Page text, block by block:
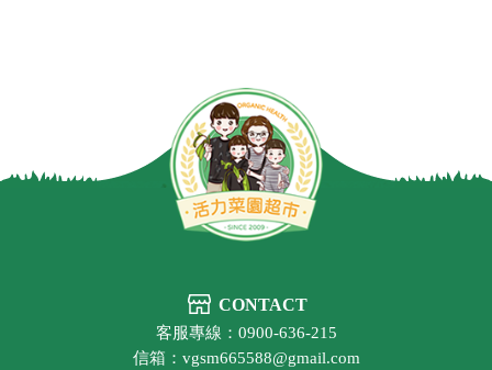
CONTACT
客服專線：0900-636-215
信箱：vgsm665588@gmail.com